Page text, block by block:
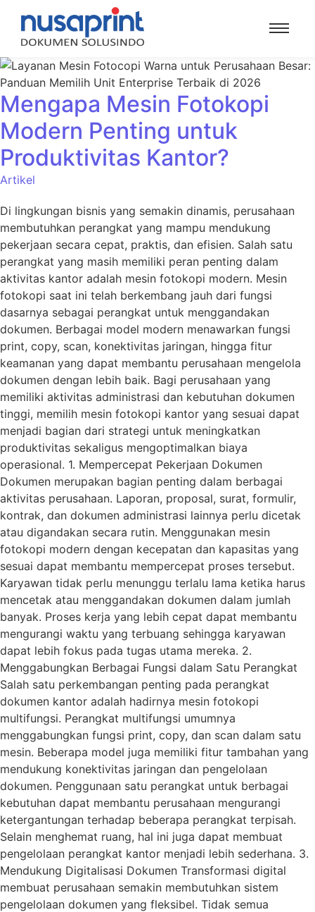
Mengapa Mesin Fotokopi
Modern Penting untuk
Produktivitas Kantor?
Artikel
Di lingkungan bisnis yang semakin dinamis, perusahaan
membutuhkan perangkat yang mampu mendukung
pekerjaan secara cepat, praktis, dan efisien. Salah satu
perangkat yang masih memiliki peran penting dalam
aktivitas kantor adalah mesin fotokopi modern. Mesin
fotokopi saat ini telah berkembang jauh dari fungsi
dasarnya sebagai perangkat untuk menggandakan
dokumen. Berbagai model modern menawarkan fungsi
print, copy, scan, konektivitas jaringan, hingga fitur
keamanan yang dapat membantu perusahaan mengelola
dokumen dengan lebih baik. Bagi perusahaan yang
memiliki aktivitas administrasi dan kebutuhan dokumen
tinggi, memilih mesin fotokopi kantor yang sesuai dapat
menjadi bagian dari strategi untuk meningkatkan
produktivitas sekaligus mengoptimalkan biaya
operasional. 1. Mempercepat Pekerjaan Dokumen
Dokumen merupakan bagian penting dalam berbagai
aktivitas perusahaan. Laporan, proposal, surat, formulir,
kontrak, dan dokumen administrasi lainnya perlu dicetak
atau digandakan secara rutin. Menggunakan mesin
fotokopi modern dengan kecepatan dan kapasitas yang
sesuai dapat membantu mempercepat proses tersebut.
Karyawan tidak perlu menunggu terlalu lama ketika harus
mencetak atau menggandakan dokumen dalam jumlah
banyak. Proses kerja yang lebih cepat dapat membantu
mengurangi waktu yang terbuang sehingga karyawan
dapat lebih fokus pada tugas utama mereka. 2.
Menggabungkan Berbagai Fungsi dalam Satu Perangkat
Salah satu perkembangan penting pada perangkat
dokumen kantor adalah hadirnya mesin fotokopi
multifungsi. Perangkat multifungsi umumnya
menggabungkan fungsi print, copy, dan scan dalam satu
mesin. Beberapa model juga memiliki fitur tambahan yang
mendukung konektivitas jaringan dan pengelolaan
dokumen. Penggunaan satu perangkat untuk berbagai
kebutuhan dapat membantu perusahaan mengurangi
ketergantungan terhadap beberapa perangkat terpisah.
Selain menghemat ruang, hal ini juga dapat membuat
pengelolaan perangkat kantor menjadi lebih sederhana. 3.
Mendukung Digitalisasi Dokumen Transformasi digital
membuat perusahaan semakin membutuhkan sistem
pengelolaan dokumen yang fleksibel. Tidak semua